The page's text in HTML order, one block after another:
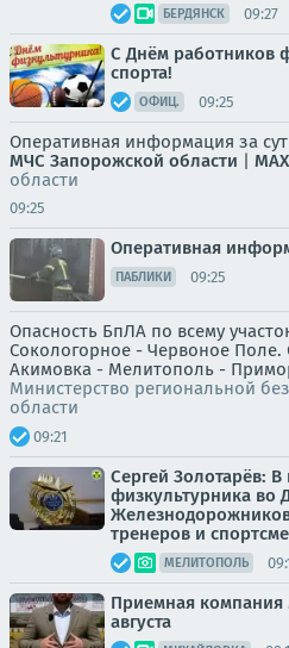
БЕРДЯНСК 09:27
С Днём работников
спорта!
ОФИЦ. 09:25
Оперативная информация за
МЧС Запорожской области | MAX
области
09:25
Оперативная
ПАБЛИКИ 09:25
Опасность БпЛА по всему
Сокологорное - Червоное Поле.
Акимовка - Мелитополь -
Министерство региональной
области
09:21
Сергей Золотарёв:
физкультурника во
тренеров и
МЕЛИТОПОЛЬ
Приемная компания
августа